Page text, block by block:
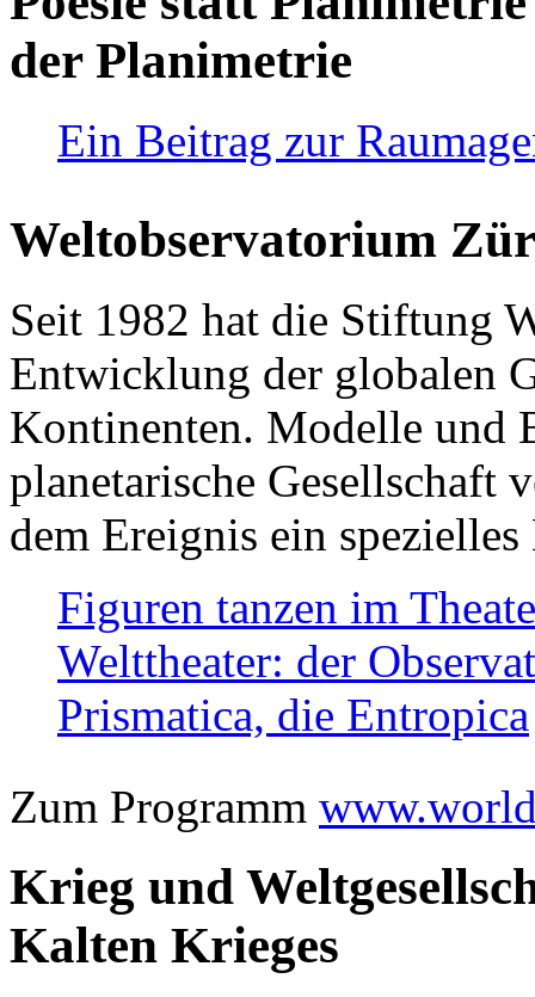
der Planimetrie
Ein Beitrag zur
Weltobservatorium
Seit 1982 hat die Stiftung
Entwicklung der globalen
Kontinenten. Modelle und
planetarische Gesellschaft
dem Ereignis ein
Figuren tanzen im
Welttheater: der
Prismatica, die Entropica
Zum Programm
Krieg und
Kalten Krieges